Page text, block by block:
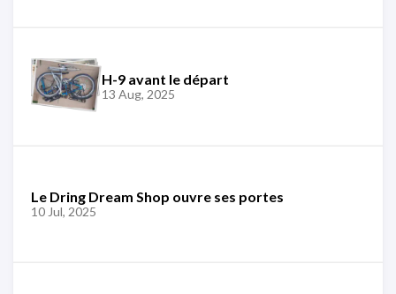
H-9 avant le départ
13 Aug, 2025
Le Dring Dream Shop ouvre ses portes
10 Jul, 2025